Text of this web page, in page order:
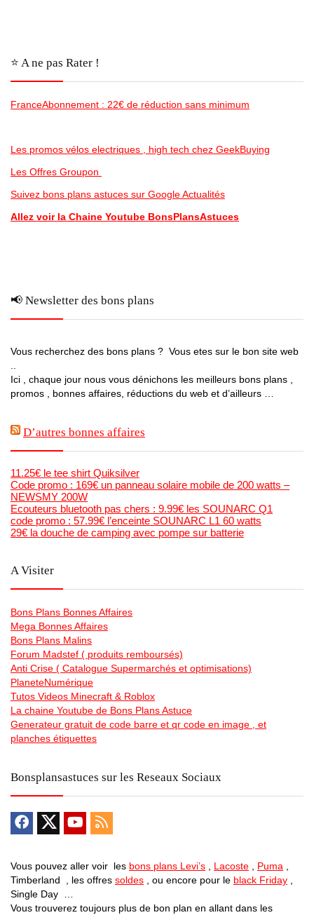
⭐️ A ne pas Rater !
FranceAbonnement : 22€ de réduction sans minimum
Les promos vélos electriques , high tech chez GeekBuying
Les Offres Groupon
Suivez bons plans astuces sur Google Actualités
Allez voir la Chaine Youtube BonsPlansAstuces
📢 Newsletter des bons plans
Vous recherchez des bons plans ? Vous etes sur le bon site web
Ici , chaque jour nous vous dénichons les meilleurs bons plans ,
promos , bonnes affaires, réductions du web et d’ailleurs …
D’autres bonnes affaires
11.25€ le tee shirt Quiksilver
Code promo : 169€ un panneau solaire mobile de 200 watts –
NEWSMY 200W
Ecouteurs bluetooth pas chers : 9.99€ les SOUNARC Q1
code promo : 57.99€ l’enceinte SOUNARC L1 60 watts
29€ la douche de camping avec pompe sur batterie
A Visiter
Bons Plans Bonnes Affaires
Mega Bonnes Affaires
Bons Plans Malins
Forum Madstef ( produits remboursés)
Anti Crise ( Catalogue Supermarchés et optimisations)
PlaneteNumérique
Tutos Videos Minecraft & Roblox
La chaine Youtube de Bons Plans Astuce
Generateur gratuit de code barre et qr code en image , et
planches étiquettes
Bonsplansastuces sur les Reseaux Sociaux
Vous pouvez aller voir les bons plans Levi’s Lacoste Puma
Timberland , les offres soldes , ou encore pour le black Friday
Single Day …
Vous trouverez toujours plus de bon plan en allant dans les